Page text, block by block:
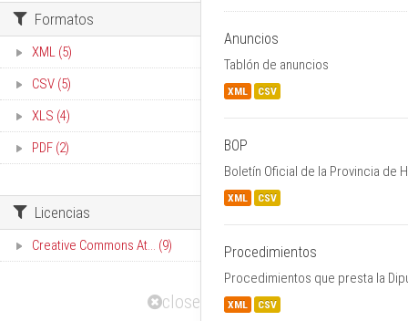
Anuncios
Tablón de anuncios
XML CSV
BOP
Boletín Oficial de la Provincia de
XML CSV
Procedimientos
Procedimientos que presta la
XML CSV
Formatos
XML (5)
CSV (5)
XLS (4)
PDF (2)
Licencias
Creative Commons At... (9)
close